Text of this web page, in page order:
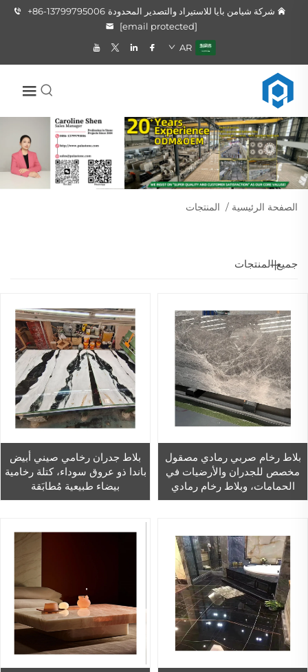
شركة شيامن بايا للاستيراد والتصدير المحدودة +86-13799795006
[email protected]
AR
الصفحة الرئيسية / المنتجات
جميع المنتجات
بلاط رخام صربي رمادي مصقول
مخصص للجدران والأرضيات في
الحمامات، وبلاط رخام رمادي
لأرضيات بهو الفنادق
بلاط جدران رخامي صيني أبيض
باندا ذو عروق سوداء، كتلة رخامية
بيضاء طبيعية مُطابَقة
(Bookmatched)، سعر الرخام
مم.